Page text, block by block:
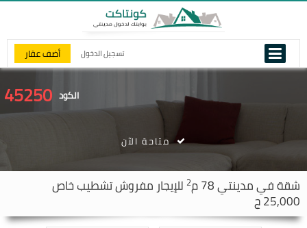
تسجيل الدخول أضف عقار
الكود 45250
شقة فيمدينتي 2 للإيجار مفروش تشطيب خاص
25,000 ج
متاحة الآن